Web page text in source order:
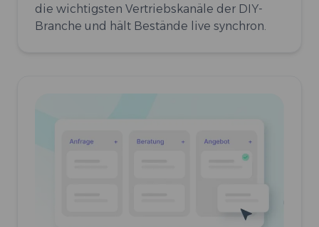
die wichtigsten Vertriebskanäle der DIY-
Branche und hält Bestände live synchron.